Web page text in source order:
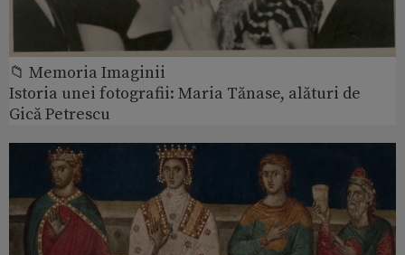
📁 Memoria Imaginii
Istoria unei fotografii: Maria Tănase, alături de
Gică Petrescu